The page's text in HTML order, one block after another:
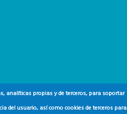
analíticas propias y de terceros, para soportar
del usuario, así como cookies de terceros para